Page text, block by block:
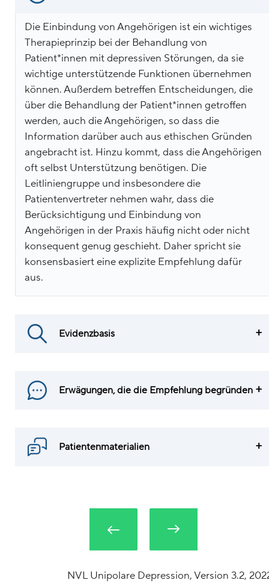
Die Einbindung von Angehörigen ist ein wichtiges
Therapieprinzip bei der Behandlung von
Patient*innen mit depressiven Störungen, da sie
wichtige unterstützende Funktionen übernehmen
können. Außerdem betreffen Entscheidungen, die
über die Behandlung der Patient*innen getroffen
werden, auch die Angehörigen, so dass die
Information darüber auch aus ethischen Gründen
angebracht ist. Hinzu kommt, dass die Angehörigen
oft selbst Unterstützung benötigen. Die
Leitliniengruppe und insbesondere die
Patientenvertreter nehmen wahr, dass die
Berücksichtigung und Einbindung von
Angehörigen in der Praxis häufig nicht oder nicht
konsequent genug geschieht. Daher spricht sie
konsensbasiert eine explizite Empfehlung dafür
aus.
Evidenzbasis
Erwägungen, die die Empfehlung begründen
Patientenmaterialien
NVL Unipolare Depression, Version 3.2,